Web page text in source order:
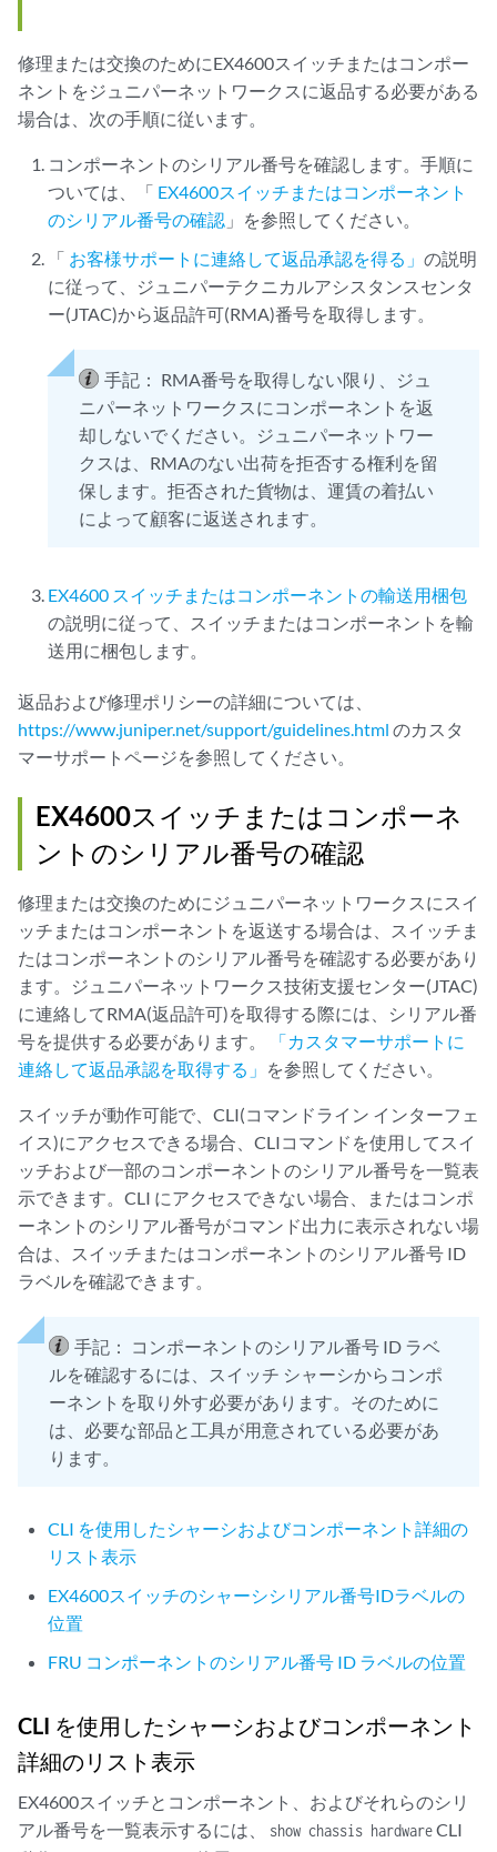
修理または交換のためにEX4600スイッチまたはコンポー
ネントをジュニパーネットワークスに返品する必要がある
場合は、次の手順に従います。
コンポーネントのシリアル番号を確認します。手順に
ついては、「 EX4600スイッチまたはコンポーネント
のシリアル番号の確認 」を参照してください。
「 お客様サポートに連絡して返品承認を得る」の説明
に従って、ジュニパーテクニカルアシスタンスセンタ
ー(JTAC)から返品許可(RMA)番号を取得します。
手記： RMA番号を取得しない限り、ジュ
ニパーネットワークスにコンポーネントを返
却しないでください。ジュニパーネットワー
クスは、RMAのない出荷を拒否する権利を留
保します。拒否された貨物は、運賃の着払い
によって顧客に返送されます。
EX4600 スイッチまたはコンポーネントの輸送用梱包
の説明に従って、スイッチまたはコンポーネントを輸
送用に梱包します。
返品および修理ポリシーの詳細については、
https://www.juniper.net/support/guidelines.html のカスタ
マーサポートページを参照してください。
EX4600スイッチまたはコンポーネ
ントのシリアル番号の確認
修理または交換のためにジュニパーネットワークスにスイ
ッチまたはコンポーネントを返送する場合は、スイッチま
たはコンポーネントのシリアル番号を確認する必要があり
ます。ジュニパーネットワークス技術支援センター(JTAC)
に連絡してRMA(返品許可)を取得する際には、シリアル番
号を提供する必要があります。
「カスタマーサポートに
連絡して返品承認を取得する」 を参照してください。
スイッチが動作可能で、CLI(コマンドライン インターフェ
イス)にアクセスできる場合、CLIコマンドを使用してスイ
ッチおよび一部のコンポーネントのシリアル番号を一覧表
示できます。CLI にアクセスできない場合、またはコンポ
ーネントのシリアル番号がコマンド出力に表示されない場
合は、スイッチまたはコンポーネントのシリアル番号 ID
ラベルを確認できます。
手記：
コンポーネントのシリアル番号 ID ラベ
ルを確認するには、スイッチ シャーシからコンポ
ーネントを取り外す必要があります。そのために
は、必要な部品と工具が用意されている必要があ
ります。
CLI を使用したシャーシおよびコンポーネント詳細の
リスト表示
EX4600スイッチのシャーシシリアル番号IDラベルの
位置
FRU コンポーネントのシリアル番号 ID ラベルの位置
CLI を使用したシャーシおよびコンポーネント
詳細のリスト表示
EX4600スイッチとコンポーネント、およびそれらのシリ
アル番号を一覧表示するには、
show chassis hardwareCLI